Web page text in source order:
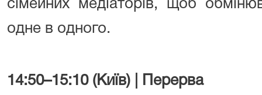
сімейних медіаторів, щоб
одне в одного.
14:50–15:10 (Київ) | Перерва